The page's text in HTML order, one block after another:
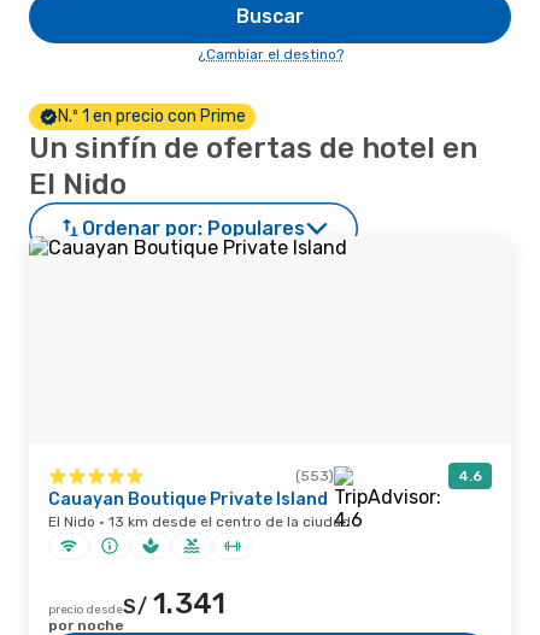
Buscar
¿Cambiar el destino?
N.º 1 en precio con Prime
Un sinfín de ofertas de hotel en
El Nido
Ordenar por: Populares
(553) 4.6
Cauayan Boutique Private Island
El Nido · 13 km desde el centro de la ciudad
precio desdeS/ 1.341
por noche